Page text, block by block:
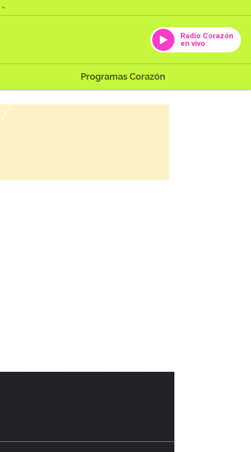
Radio Corazón
en vivo
Programas Corazón